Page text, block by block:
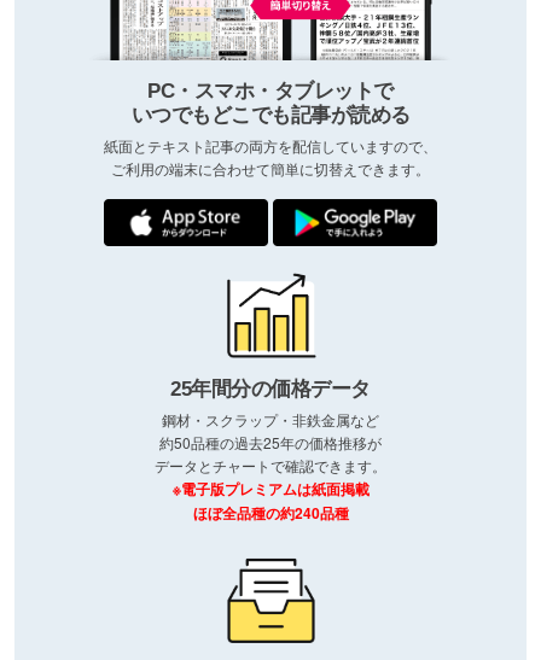
PC・スマホ・タブレットで
いつでもどこでも記事が読める
紙面とテキスト記事の両方を配信していますので、
ご利用の端末に合わせて簡単に切替えできます。
25年間分の価格データ
鋼材・スクラップ・非鉄金属など
約50品種の過去25年の価格推移が
データとチャートで確認できます。
※電子版プレミアムは紙面掲載
ほぼ全品種の約240品種